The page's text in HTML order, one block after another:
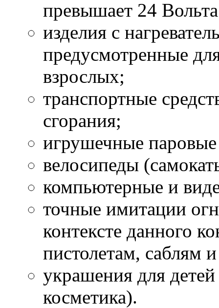
превышает 24
изделия с
предусмотренные
взрослых;
транспортные
сгорания;
игрушечные паровые
велосипеды
компьютерные и
точные имитации
контексте данного
пистолетам, саблям
украшения для
косметика).